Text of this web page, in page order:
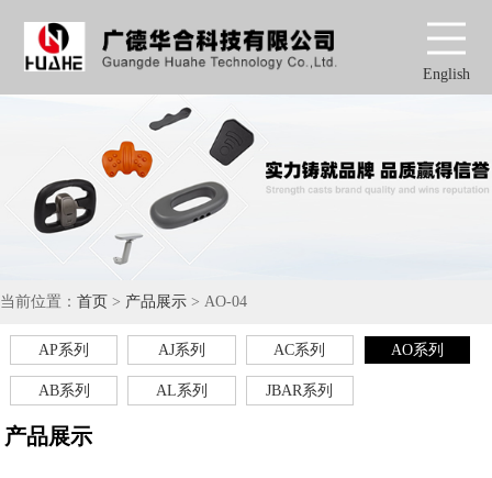
English
当前位置： 首页 > 产品展示 > AO-04
AP系列 AJ系列 AC系列 AO系列
AB系列 AL系列 JBAR系列
产品展示